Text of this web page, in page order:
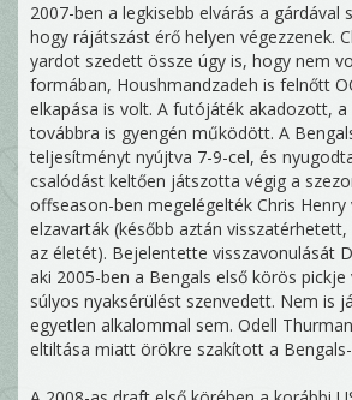
2007-ben a legkisebb elvárás a gárdával
hogy rájátszást érő helyen végezzenek.
yardot szedett össze úgy is, hogy nem
formában, Houshmandzadeh is felnőtt
elkapása is volt. A futójáték akadozott, a
továbbra is gyengén működött. A
teljesítményt nyújtva 7-9-cel, és
csalódást keltően játszotta végig a
offseason-ben megelégelték Chris Henry
elzavarták (később aztán
az életét). Bejelentette visszavonulását
aki 2005-ben a Bengals első körös
súlyos nyaksérülést szenvedett. Nem is
egyetlen alkalommal sem. Odell
eltiltása miatt örökre szakított a